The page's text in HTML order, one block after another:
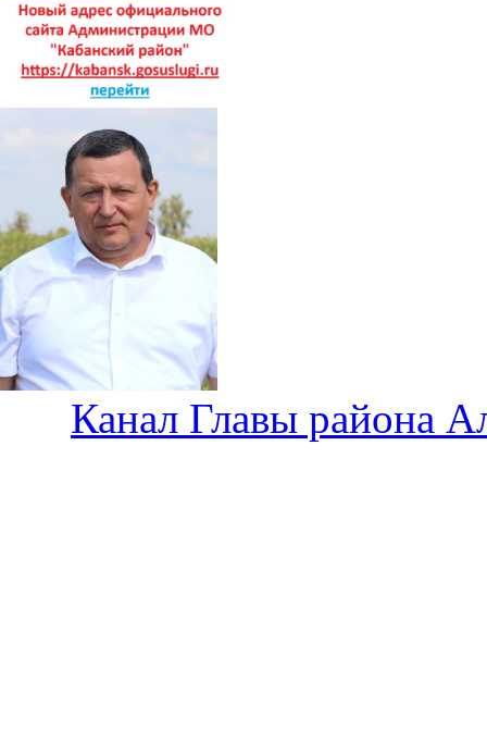
Канал Главы района